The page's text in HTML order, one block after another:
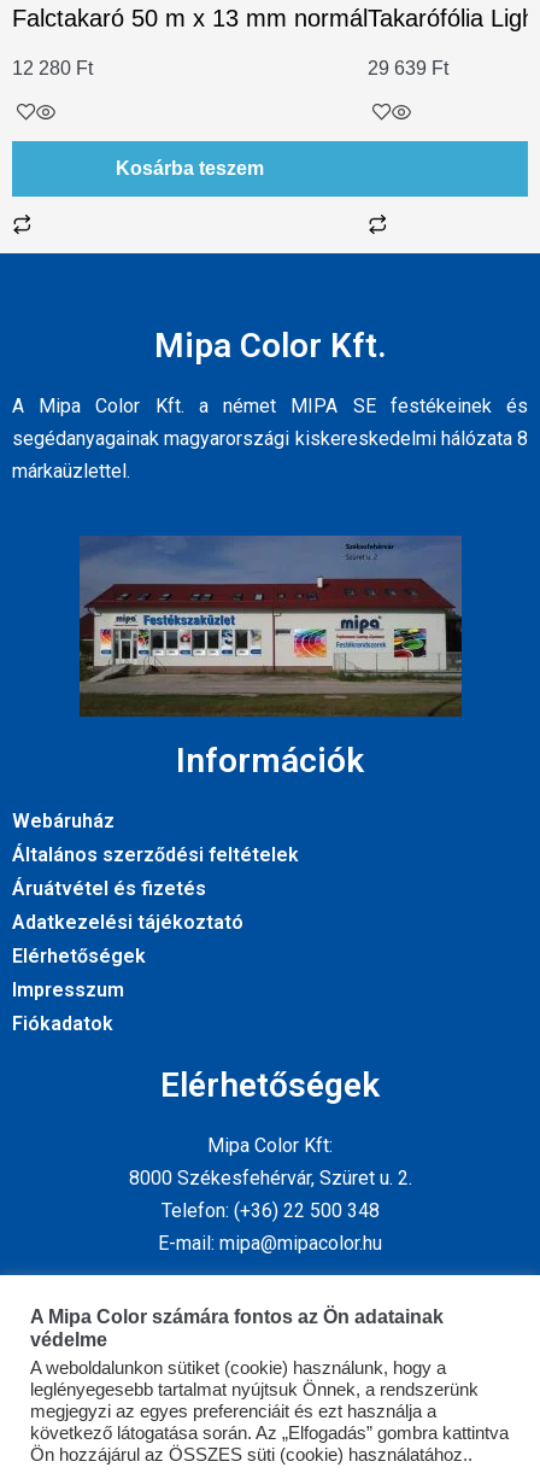
Falctakaró 50 m x 13 mm normál
12 280 Ft
Kosárba teszem
Takarófólia
29 639 Ft
Mipa Color Kft.
A Mipa Color Kft. a német MIPA SE festékeinek és
segédanyagainak magyarországi kiskereskedelmi hálózata 8
márkaüzlettel.
Információk
Webáruház
Általános szerződési feltételek
Áruátvétel és fizetés
Adatkezelési tájékoztató
Elérhetőségek
Impresszum
Fiókadatok
Elérhetőségek
Mipa Color Kft:
8000 Székesfehérvár, Szüret u. 2.
Telefon: (+36) 22 500 348
E-mail: mipa@mipacolor.hu
Kövess minket
A Mipa Color számára fontos az Ön adatainak
védelme
A weboldalunkon sütiket (cookie) használunk, hogy a
leglényegesebb tartalmat nyújtsuk Önnek, a rendszerünk
megjegyzi az egyes preferenciáit és ezt használja a
következő látogatása során. Az „Elfogadás” gombra kattintva
Ön hozzájárul az ÖSSZES süti (cookie) használatához..